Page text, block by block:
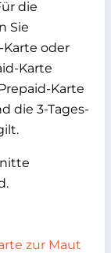
die
Sie
Karte oder
Karte
Karte
die 3-Tages-
zur Maut